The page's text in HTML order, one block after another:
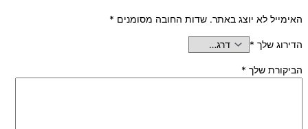
האימייל לא יוצג באתר. שדות החובה מסומנים *
הדירוג שלך *
הביקורת שלך *